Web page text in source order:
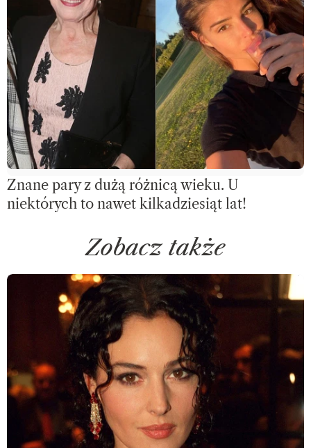
Znane pary z dużą różnicą wieku. U
niektórych to nawet kilkadziesiąt lat!
Zobacz także